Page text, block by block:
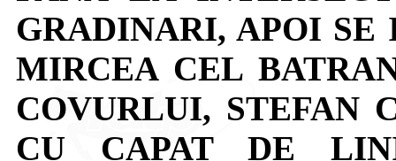
GRADINARI, APOI SE
MIRCEA CEL
COVURLUI, STEFAN
CU CAPAT DE